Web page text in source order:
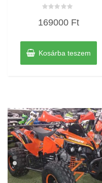
0
169000 Ft
Kosárba teszem